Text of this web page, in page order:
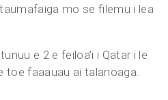
mo se filemu i lea
e 2 e feiloa’i i Qatar i le
toe faaauau ai talanoaga.